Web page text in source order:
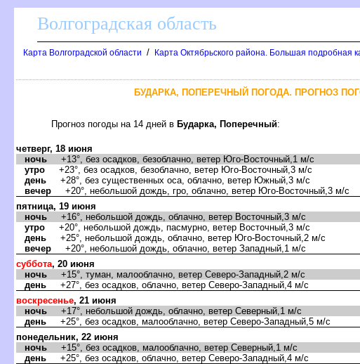
олгоградская область
Карта Волгоградской области / Карта Октябрьского района. Большая подробная
БУДАРКА, ПОПЕРЕЧНЫЙ ПОГОДА. ПРОГНОЗ
Прогноз погоды на 14 дней Бударка, Поперечный:
четверг, 18 июня
ночь +13°, без осадков, безоблачно, ветер Юго-Восточный,1 м/с
утро +23°, без осадков, безоблачно, ветер Юго-Восточный,3 м/с
день +28°, без существенных оса, облачно, ветер Южный,3 м/с
ечер +20°, небольшой дождь, гро, облачно, ветер Юго-Восточный,3 м/с
пятница, 19 июня
ночь +16°, небольшой дождь, облачно, ветер Восточный,3 м/с
утро +20°, небольшой дождь, пасмурно, ветер Восточный,3 м/с
день +25°, небольшой дождь, облачно, ветер Юго-Восточный,2 м/с
ечер +20°, небольшой дождь, облачно, ветер Западный,1 м/с
суббота, 20 июня
ночь +15°, туман, малооблачно, ветер Северо-Западный,2 м/с
день +27°, без осадков, облачно, ветер Северо-Западный,4 м/с
оскресенье, 21 июня
ночь +17°, небольшой дождь, облачно, ветер Северный,1 м/с
день +25°, без осадков, малооблачно, ветер Северо-Западный,5 м/с
понедельник, 22 июня
ночь +15°, без осадков, малооблачно, ветер Северный,1 м/с
день +25°, без осадков, облачно, ветер Северо-Западный,4 м/с